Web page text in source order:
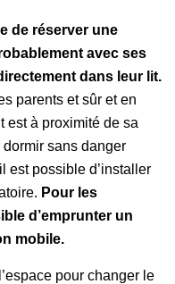
de réserver une
avec ses
dans leur lit.
parents et sûr et en
est à proximité de sa
sans danger
est possible d’installer
Pour les
d’emprunter un
mobile.
pour changer le